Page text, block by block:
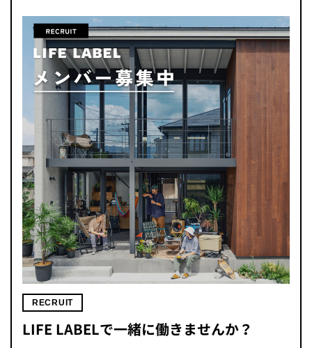
RECRUIT
LIFE LABELで一緒に働きませんか？